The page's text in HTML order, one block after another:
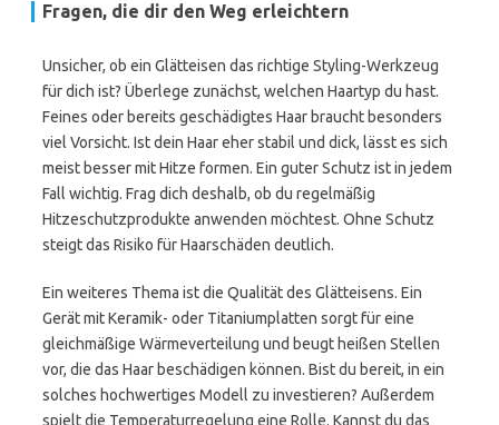
Fragen, die dir den Weg erleichtern
Unsicher, ob ein Glätteisen das richtige Styling-Werkzeug
für dich ist? Überlege zunächst, welchen Haartyp du hast.
Feines oder bereits geschädigtes Haar braucht besonders
viel Vorsicht. Ist dein Haar eher stabil und dick, lässt es sich
meist besser mit Hitze formen. Ein guter Schutz ist in jedem
Fall wichtig. Frag dich deshalb, ob du regelmäßig
Hitzeschutzprodukte anwenden möchtest. Ohne Schutz
steigt das Risiko für Haarschäden deutlich.
Ein weiteres Thema ist die Qualität des Glätteisens. Ein
Gerät mit Keramik- oder Titaniumplatten sorgt für eine
gleichmäßige Wärmeverteilung und beugt heißen Stellen
vor, die das Haar beschädigen können. Bist du bereit, in ein
solches hochwertiges Modell zu investieren? Außerdem
spielt die Temperaturregelung eine Rolle. Kannst du das